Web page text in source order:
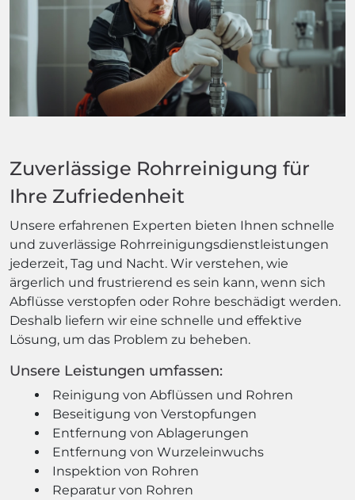
Zuverlässige Rohrreinigung für
Ihre Zufriedenheit
Unsere erfahrenen Experten bieten Ihnen schnelle
und zuverlässige Rohrreinigungsdienstleistungen
jederzeit, Tag und Nacht. Wir verstehen, wie
ärgerlich und frustrierend es sein kann, wenn sich
Abflüsse verstopfen oder Rohre beschädigt werden.
Deshalb liefern wir eine schnelle und effektive
Lösung, um das Problem zu beheben.
Unsere Leistungen umfassen:
Reinigung von Abflüssen und Rohren
Beseitigung von Verstopfungen
Entfernung von Ablagerungen
Entfernung von Wurzeleinwuchs
Inspektion von Rohren
Reparatur von Rohren